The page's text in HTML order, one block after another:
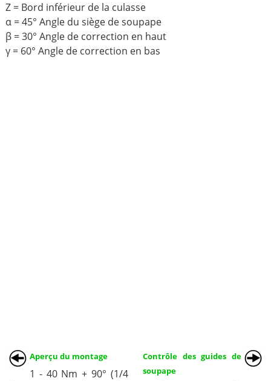
Z = Bord inférieur de la culasse
α = 45° Angle du siège de soupape
β = 30° Angle de correction en haut
γ = 60° Angle de correction en bas
Aperçu du montage
1 - 40 Nm + 90° (1/4
Contrôle des guides de
soupape